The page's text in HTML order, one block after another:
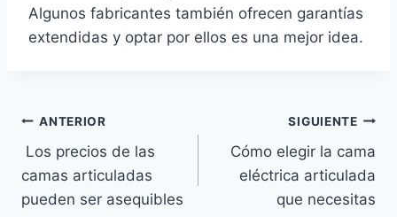
Algunos fabricantes también ofrecen garantías
extendidas y optar por ellos es una mejor idea.
Navegación
de
entradas
ANTERIOR
Los precios de las
camas articuladas
pueden ser asequibles
SIGUIENTE
Cómo elegir la cama
eléctrica articulada
que necesitas